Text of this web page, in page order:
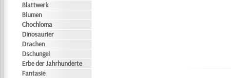
Blattwerk
Blumen
Chochloma
Dinosaurier
Drachen
Dschungel
Erbe der Jahrhunderte
Fantasie